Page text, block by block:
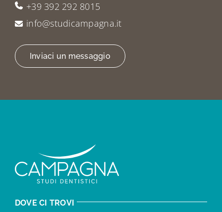
+39 392 292 8015
info@studicampagna.it
Inviaci un messaggio
DOVE CI TROVI